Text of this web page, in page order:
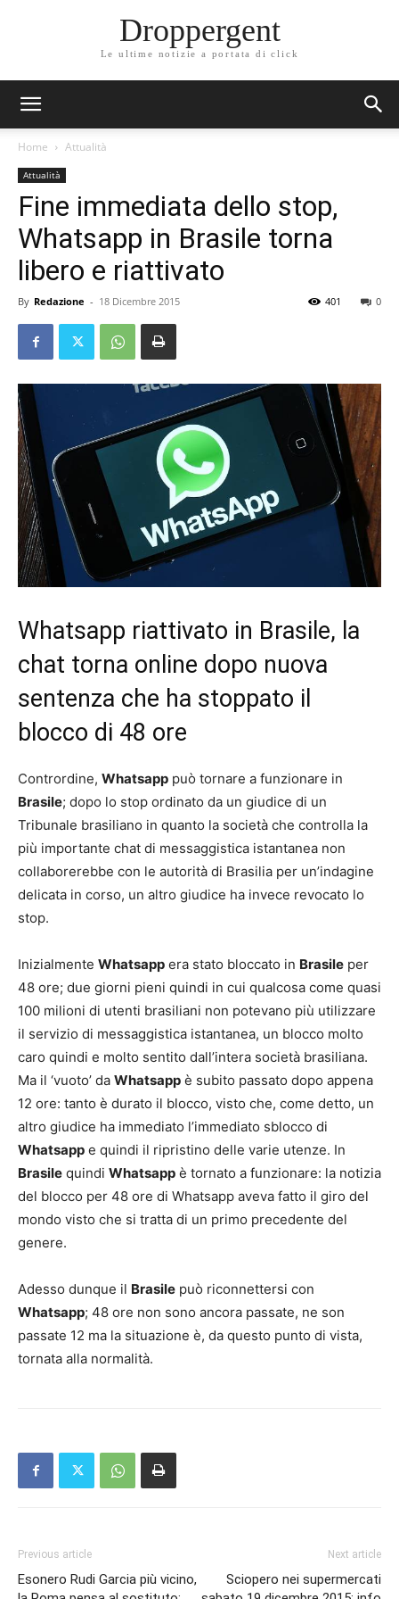
Droppergent
Le ultime notizie a portata di click
Home Attualità
Attualità
Fine immediata dello stop,
Whatsapp in Brasile torna
libero e riattivato
By Redazione - 18 Dicembre 2015 0
401
Whatsapp riattivato in Brasile, la
chat torna online dopo nuova
sentenza che ha stoppato il
blocco di 48 ore
Contrordine, Whatsapp può tornare a funzionare in
Brasile; dopo lo stop ordinato da un giudice di un
Tribunale brasiliano in quanto la società che controlla la
più importante chat di messaggistica istantanea non
collaborerebbe con le autorità di Brasilia per un’indagine
delicata in corso, un altro giudice ha invece revocato lo
stop.
Inizialmente Whatsapp era stato bloccato in Brasile per
48 ore; due giorni pieni quindi in cui qualcosa come quasi
100 milioni di utenti brasiliani non potevano più utilizzare
il servizio di messaggistica istantanea, un blocco molto
caro quindi e molto sentito dall’intera società brasiliana.
Ma il ‘vuoto’ da Whatsapp è subito passato dopo appena
12 ore: tanto è durato il blocco, visto che, come detto, un
altro giudice ha immediato l’immediato sblocco di
Whatsapp e quindi il ripristino delle varie utenze. In
Brasile quindi Whatsapp è tornato a funzionare: la notizia
del blocco per 48 ore di Whatsapp aveva fatto il giro del
mondo visto che si tratta di un primo precedente del
genere.
Adesso dunque il Brasile può riconnettersi con
Whatsapp; 48 ore non sono ancora passate, ne son
passate 12 ma la situazione è, da questo punto di vista,
tornata alla normalità.
Previous article
Esonero Rudi Garcia più vicino,
Next article
Sciopero nei supermercati